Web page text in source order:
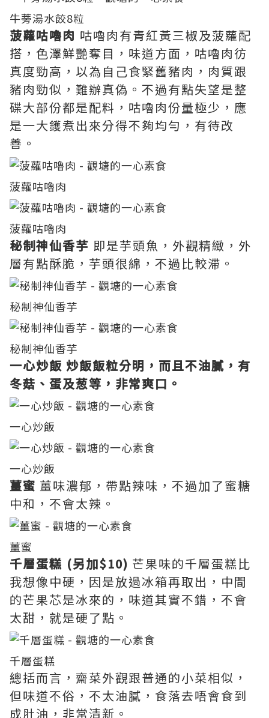
牛蒡湯水餃8粒
菠蘿咕嚕肉 咕嚕肉有青紅黃三椒及菠蘿配
搭，色澤鮮艷奪目，味道方面，咕嚕肉彷
真度勁高，以為自己食緊舊豬肉，肉質跟
豬肉勁似，難辦真偽。不過有點失望是整
碟大部份都是配料，咕嚕肉份量極少，應
是一大鑊煮出來分得不夠均勻，有待改
善。
菠蘿咕嚕肉
菠蘿咕嚕肉
秘制神仙香芋 即是芋頭魚，外觀精緻，外
層有點酥脆，芋頭很綿，不過比較滯。
秘制神仙香芋
秘制神仙香芋
一心炒飯 炒飯飯粒分明，而且不油膩，有
冬菇、蛋及葱等，非常爽口。
一心炒飯
一心炒飯
薑蜜 薑味濃郁，帶點辣味，不過加了蜜糖
中和，不會太辣。
薑蜜
千層蛋糕 (另加$10) 芒果味的千層蛋糕比
我想像中硬，因是放過冰箱再取出，中間
的芒果芯是冰來的，味道其實不錯，不會
太甜，就是硬了點。
千層蛋糕
總括而言，齋菜外觀跟普通的小菜相似，
但味道不俗，不太油膩，食落去唔會食到
成肚油，非常清新。